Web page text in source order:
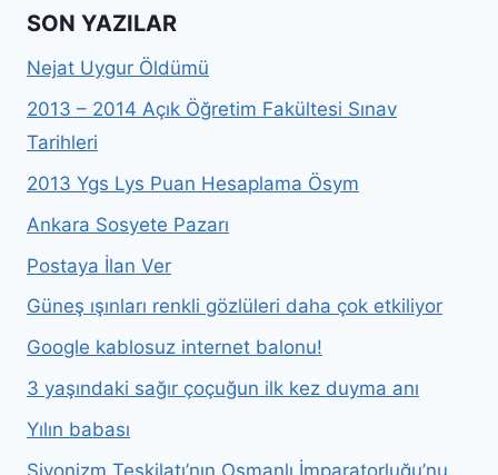
SON YAZILAR
Nejat Uygur Öldümü
2013 – 2014 Açık Öğretim Fakültesi Sınav
Tarihleri
2013 Ygs Lys Puan Hesaplama Ösym
Ankara Sosyete Pazarı
Postaya İlan Ver
Güneş ışınları renkli gözlüleri daha çok etkiliyor
Google kablosuz internet balonu!
3 yaşındaki sağır çoçuğun ilk kez duyma anı
Yılın babası
Siyonizm Teşkilatı’nın Osmanlı İmparatorluğu’nu